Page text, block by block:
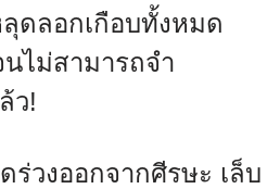
ดลอกเกือบทั้งหมด
ไม่สามารถจำ
ว!
ร่วงออกจากศีรษะ เล็บ